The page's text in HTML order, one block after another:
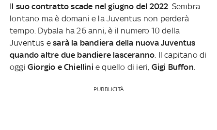
Il suo contratto scade nel giugno del 2022 . Sembra
lontano ma è domani e la Juventus non perderà
tempo. Dybala ha 26 anni, è il numero 10 della
Juventus esarà la bandiera della nuova Juventus
quando altre due bandiere lasceranno . Il capitano di
oggi Giorgio e Chiellini e quello di ieri, Gigi Buffon
PUBBLICITÀ